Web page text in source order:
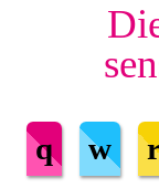
q w